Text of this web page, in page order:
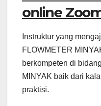
online
Instruktur yang
FLOWMETER
berkompeten di
MINYAK baik dari
praktisi.